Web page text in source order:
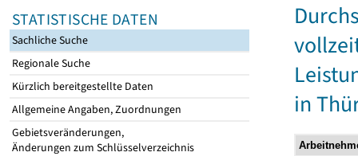
STATISTISCHE DATEN
Sachliche Suche
Regionale Suche
Kürzlich bereitgestellte Daten
Allgemeine Angaben, Zuordnungen
Gebietsveränderungen,
Änderungen zum Schlüsselverzeichnis
in